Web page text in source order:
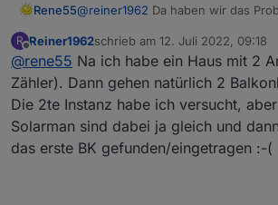
Rene55@reiner1962 Da haben wir das
Es gibt eine Anfrage an die API, bei
Plants zurückgegeben wird. Da
Möglichkeit, auf mehrere zu
nicht testen kann, da ich nur eine
Alternative wäre natürlich eine
sind denn mehrere BKW in NS
R
Offline
Reiner1962schrieb am 12. Juli 2022, 09:18
zuletzt editiert von
@rene55 Na ich habe ein Haus mit 2
Zähler). Dann gehen natürlich 2
Die 2te Instanz habe ich versucht,
Solarman sind dabei ja gleich und
das erste BK gefunden/eingetragen :-(